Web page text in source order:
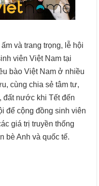
và trang trọng, lễ hội
viên Việt Nam tại
bào Việt Nam ở nhiều
cùng chia sẻ tâm tư,
nước khi Tết đến
để cộng đồng sinh viên
giá trị truyền thống
bè Anh và quốc tế.